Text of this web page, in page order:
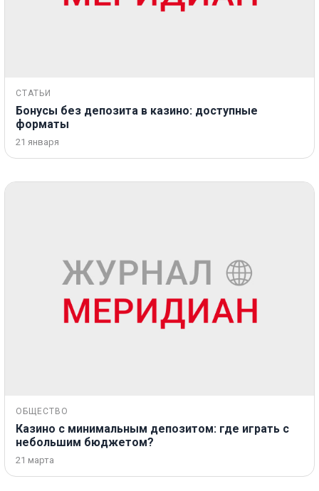
СТАТЬИ
Бонусы без депозита в казино: доступные
форматы
21 января
ОБЩЕСТВО
Казино с минимальным депозитом: где играть с
небольшим бюджетом?
21 марта